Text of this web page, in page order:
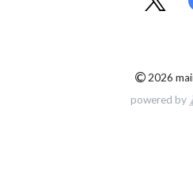
© 2026
powered by